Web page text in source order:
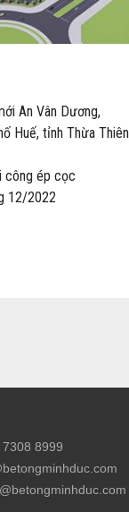
An Vân Dương,
Huế, tỉnh Thừa Thiên
công ép cọc
12/2022
8999